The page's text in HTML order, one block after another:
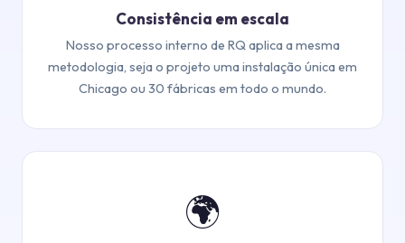
Consistência em escala
Nosso processo interno de RQ aplica a mesma
metodologia, seja o projeto uma instalação única em
Chicago ou 30 fábricas em todo o mundo.
🌍